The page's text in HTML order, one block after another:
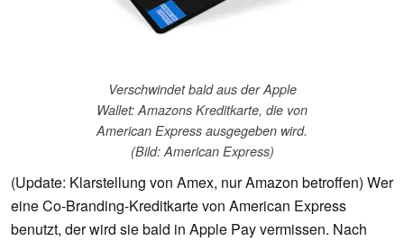
Verschwindet bald aus der Apple
Wallet: Amazons Kreditkarte, die von
American Express ausgegeben wird.
(Bild: American Express)
(Update: Klarstellung von Amex, nur Amazon betroffen) Wer
eine Co-Branding-Kreditkarte von American Express
benutzt, der wird sie bald in Apple Pay vermissen. Nach